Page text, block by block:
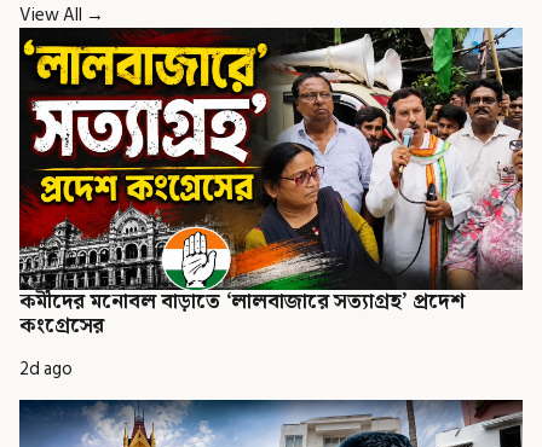
View All →
কর্মীদের মনোবল বাড়াতে ‘লালবাজারে সত্যাগ্রহ’ প্রদেশ
কংগ্রেসের
2d ago